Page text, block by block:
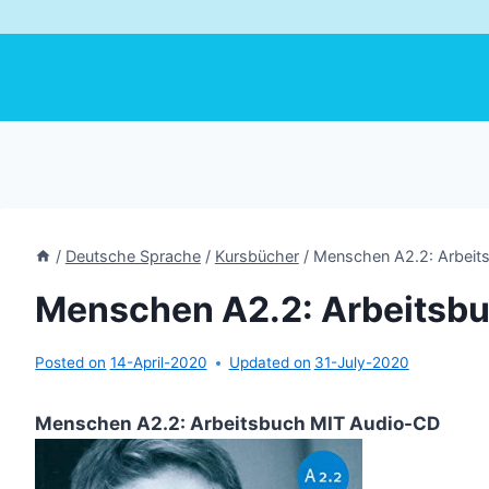
/ Deutsche Sprache / Kursbücher / Menschen A2.2:
Menschen A2.2:
Posted on 14-April-2020 Updated on 31-July-2020
Menschen A2.2: Arbeitsbuch MIT Audio-CD